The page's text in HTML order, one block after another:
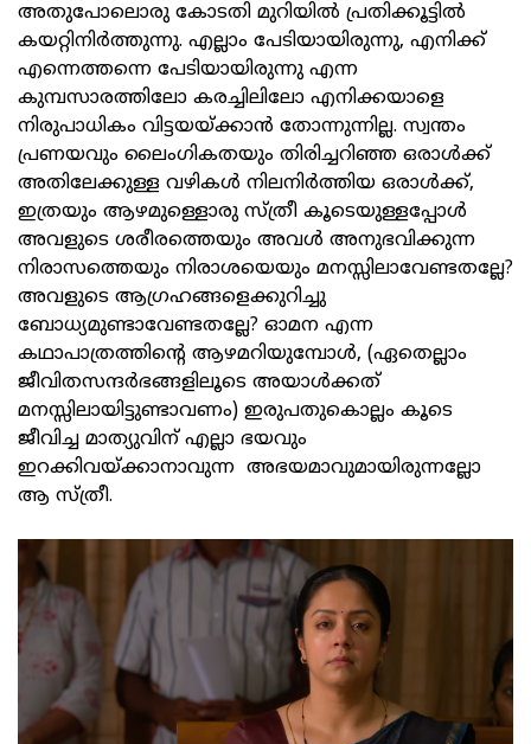
അതുപോലൊരു കോടതി മുറിയില്‍ പ്രതിക്കൂട്ടില്‍
കയറ്റിനിര്‍ത്തുന്നു. എല്ലാം പേടിയായിരുന്നു, എനിക്ക്
എന്നെത്തന്നെ പേടിയായിരുന്നു എന്ന
കുമ്പസാരത്തിലോ കരച്ചിലിലോ എനിക്കയാളെ
നിരുപാധികം വിട്ടയയ്ക്കാന്‍ തോന്നുന്നില്ല. സ്വന്തം
പ്രണയവും ലൈംഗികതയും തിരിച്ചറിഞ്ഞ ഒരാള്‍ക്ക്
അതിലേക്കുള്ള വഴികള്‍ നിലനിര്‍ത്തിയ ഒരാള്‍ക്ക്,
ഇത്രയും ആഴമുള്ളൊരു സ്ത്രീ കൂടെയുള്ളപ്പോള്‍
അവളുടെ ശരീരത്തെയും അവള്‍ അനുഭവിക്കുന്ന
നിരാസത്തെയും നിരാശയെയും മനസ്സിലാവേണ്ടതല്ലേ?
അവളുടെ ആഗ്രഹങ്ങളെക്കുറിച്ചു
ബോധ്യമുണ്ടാവേണ്ടതല്ലേ? ഓമന എന്ന
കഥാപാത്രത്തിന്റെ ആഴമറിയുമ്പോള്‍, (ഏതെല്ലാം
ജീവിതസന്ദര്‍ഭങ്ങളിലൂടെ അയാള്‍ക്കത്
മനസ്സിലായിട്ടുണ്ടാവണം) ഇരുപതുകൊല്ലം കൂടെ
ജീവിച്ച മാത്യുവിന് എല്ലാ ഭയവും
ഇറക്കിവയ്ക്കാനാവുന്ന അഭയമാവുമായിരുന്നല്ലോ
ആ സ്ത്രീ.